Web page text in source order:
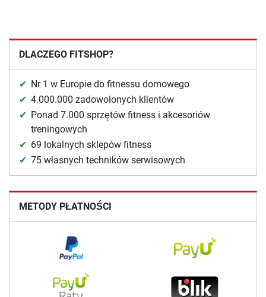
DLACZEGO FITSHOP?
Nr 1 w Europie do fitnessu domowego
4.000.000 zadowolonych klientów
Ponad 7.000 sprzętów fitness i akcesoriów
treningowych
69 lokalnych sklepów fitness
75 własnych techników serwisowych
METODY PŁATNOŚCI